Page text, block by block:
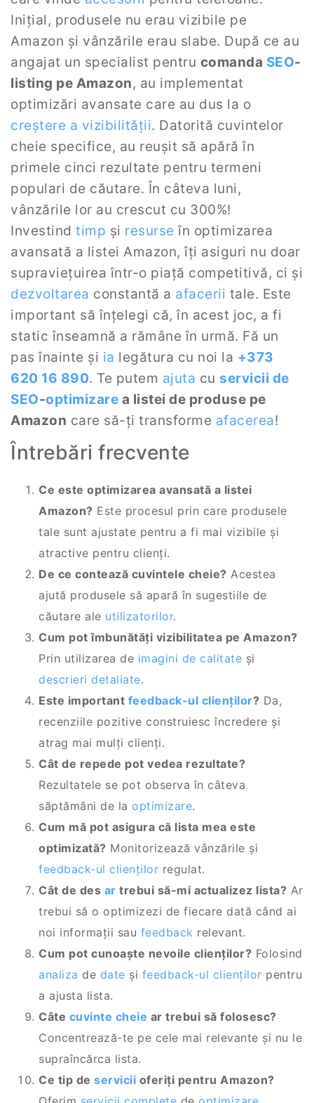
Inițial, produsele nu erau vizibile pe
Amazon și vânzările erau slabe. După ce au
angajat un specialist pentru comanda SEO-
listing pe Amazon, au implementat
optimizări avansate care au dus la o
creștere a vizibilității. Datorită cuvintelor
cheie specifice, au reușit să apără în
primele cinci rezultate pentru termeni
populari de căutare. În câteva luni,
vânzările lor au crescut cu 300%!
Investind timp și resurse în optimizarea
avansată a listei Amazon, îți asiguri nu doar
supraviețuirea într-o piață competitivă, ci și
dezvoltarea constantă a afacerii tale. Este
important să înțelegi că, în acest joc, a fi
static înseamnă a rămâne în urmă. Fă un
pas înainte și ia legătura cu noi la +373
620 16 890. Te putem ajuta cu servicii de
SEO-optimizare a listei de produse pe
Amazon care să-ți transforme afacerea!
Întrebări frecvente
Ce este optimizarea avansată a listei
Amazon? Este procesul prin care produsele
tale sunt ajustate pentru a fi mai vizibile și
atractive pentru clienți.
De ce contează cuvintele cheie? Acestea
ajută produsele să apară în sugestiile de
căutare ale utilizatorilor.
Cum pot îmbunătăți vizibilitatea pe Amazon?
Prin utilizarea de imagini de calitate și
descrieri detaliate.
Este important feedback-ul clienților? Da,
recenziile pozitive construiesc încredere și
atrag mai mulți clienți.
Cât de repede pot vedea rezultate?
Rezultatele se pot observa în câteva
săptămâni de la optimizare.
Cum mă pot asigura că lista mea este
optimizată? Monitorizează vânzările și
feedback-ul clienților regulat.
Cât de des ar trebui să-mi actualizez lista? Ar
trebui să o optimizezi de fiecare dată când ai
noi informații sau feedback relevant.
Cum pot cunoaște nevoile clienților? Folosind
analiza de date și feedback-ul clienților pentru
a ajusta lista.
Câte cuvinte cheie ar trebui să folosesc?
Concentrează-te pe cele mai relevante și nu le
supraîncărca lista.
Ce tip de servicii oferiți pentru Amazon?